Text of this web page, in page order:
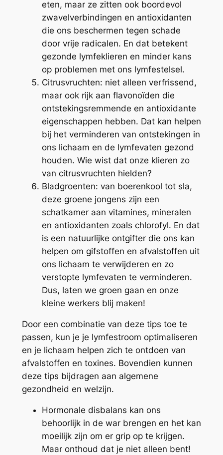
eten, maar ze zitten ook boordevol
zwavelverbindingen en antioxidanten
die ons beschermen tegen schade
door vrije radicalen. En dat betekent
gezonde lymfeklieren en minder kans
op problemen met ons lymfestelsel.
Citrusvruchten: niet alleen verfrissend,
maar ook rijk aan flavonoïden die
ontstekingsremmende en antioxidante
eigenschappen hebben. Dat kan helpen
bij het verminderen van ontstekingen in
ons lichaam en de lymfevaten gezond
houden. Wie wist dat onze klieren zo
van citrusvruchten hielden?
Bladgroenten: van boerenkool tot sla,
deze groene jongens zijn een
schatkamer aan vitamines, mineralen
en antioxidanten zoals chlorofyl. En dat
is een natuurlijke ontgifter die ons kan
helpen om gifstoffen en afvalstoffen uit
ons lichaam te verwijderen en zo
verstopte lymfevaten te verminderen.
Dus, laten we groen gaan en onze
kleine werkers blij maken!
Door een combinatie van deze tips toe te
passen, kun je je lymfestroom optimaliseren
en je lichaam helpen zich te ontdoen van
afvalstoffen en toxines. Bovendien kunnen
deze tips bijdragen aan algemene
gezondheid en welzijn.
Hormonale disbalans kan ons
behoorlijk in de war brengen en het kan
moeilijk zijn om er grip op te krijgen.
Maar onthoud dat je niet alleen bent!